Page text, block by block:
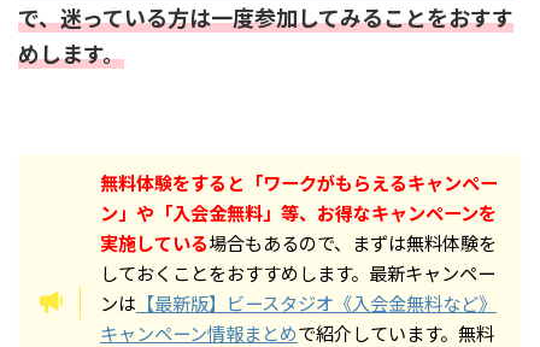
で、迷っている方は一度参加してみることをおすす
めします。
無料体験をすると「ワークがもらえるキャンペー
ン」や「入会金無料」等、お得なキャンペーンを
実施している場合もあるので、まずは無料体験を
しておくことをおすすめします。最新キャンペー
ンは 【最新版】ビースタジオ《入会金無料など》
キャンペーン情報まとめで紹介しています。無料